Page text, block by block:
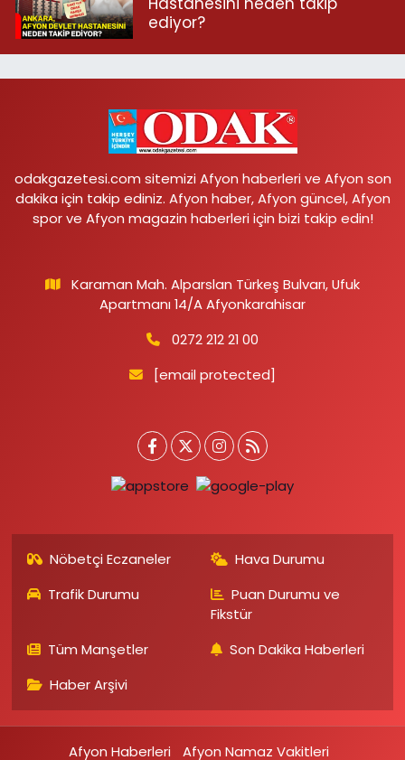
ediyor?
odakgazetesi.com sitemizi Afyon haberleri ve Afyon son
dakika için takip ediniz. Afyon haber, Afyon güncel, Afyon
spor ve Afyon magazin haberleri için bizi takip edin!
Karaman Mah. Alparslan Türkeş Bulvarı, Ufuk
Apartmanı 14/A Afyonkarahisar
0272 212 21 00
[email protected]
Nöbetçi Eczaneler
Hava Durumu
Trafik Durumu
Puan Durumu ve
Fikstür
Tüm Manşetler
Son Dakika Haberleri
Haber Arşivi
Afyon Haberleri Afyon Namaz Vakitleri